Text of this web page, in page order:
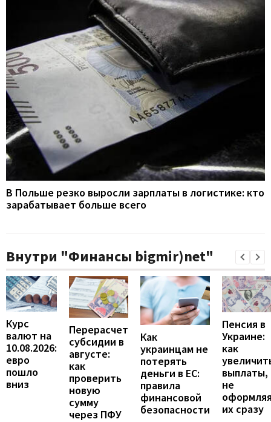
В Польше резко выросли зарплаты в логистике: кто
зарабатывает больше всего
Внутри "Финансы bigmir)net"
Курс
валют на
10.08.2026:
евро
пошло
вниз
Перерасчет
субсидии в
августе:
как
проверить
новую
сумму
через ПФУ
Как
украинцам не
потерять
деньги в ЕС:
правила
финансовой
безопасности
Пенсия в
Украине:
как
выплаты,
не
их сразу